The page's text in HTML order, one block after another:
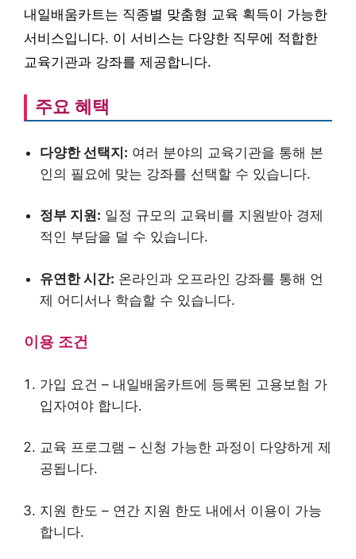
내일배움카트는 직종별 맞춤형 교육 획득이 가능한
서비스입니다. 이 서비스는 다양한 직무에 적합한
교육기관과 강좌를 제공합니다.
주요 혜택
다양한 선택지: 여러 분야의 교육기관을 통해 본
인의 필요에 맞는 강좌를 선택할 수 있습니다.
정부 지원: 일정 규모의 교육비를 지원받아 경제
적인 부담을 덜 수 있습니다.
유연한 시간: 온라인과 오프라인 강좌를 통해 언
제 어디서나 학습할 수 있습니다.
이용 조건
가입 요건 – 내일배움카트에 등록된 고용보험 가
입자여야 합니다.
교육 프로그램 – 신청 가능한 과정이 다양하게 제
공됩니다.
지원 한도 – 연간 지원 한도 내에서 이용이 가능
합니다.